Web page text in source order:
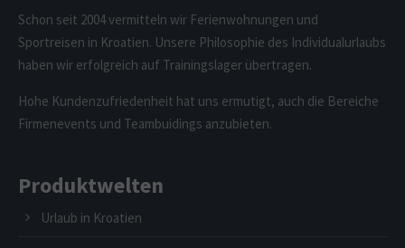
Schon seit 2004 vermitteln wir Ferienwohnungen und
Sportreisen in Kroatien. Unsere Philosophie des Individualurlaubs
haben wir erfolgreich auf Trainingslager übertragen.
Hohe Kundenzufriedenheit hat uns ermutigt, auch die Bereiche
Firmenevents und Teambuidings anzubieten.
Produktwelten
Urlaub in Kroatien